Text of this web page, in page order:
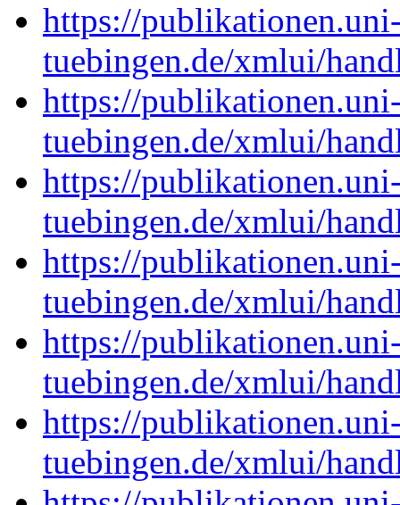
https://
tuebingen.de/xmlui/
https://
tuebingen.de/xmlui/
https://
tuebingen.de/xmlui/
https://
tuebingen.de/xmlui/
https://
tuebingen.de/xmlui/
https://
tuebingen.de/xmlui/